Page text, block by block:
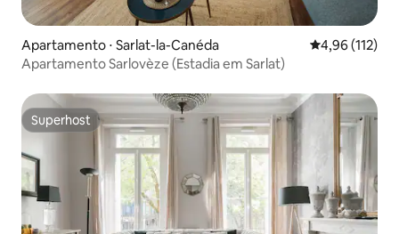
Apartamento ⋅ Sarlat-la-Canéda 4,96 de uma
4,96 (112)
Apartamento Sarlovèze (Estadia em Sarlat)
Superhost
Superhost